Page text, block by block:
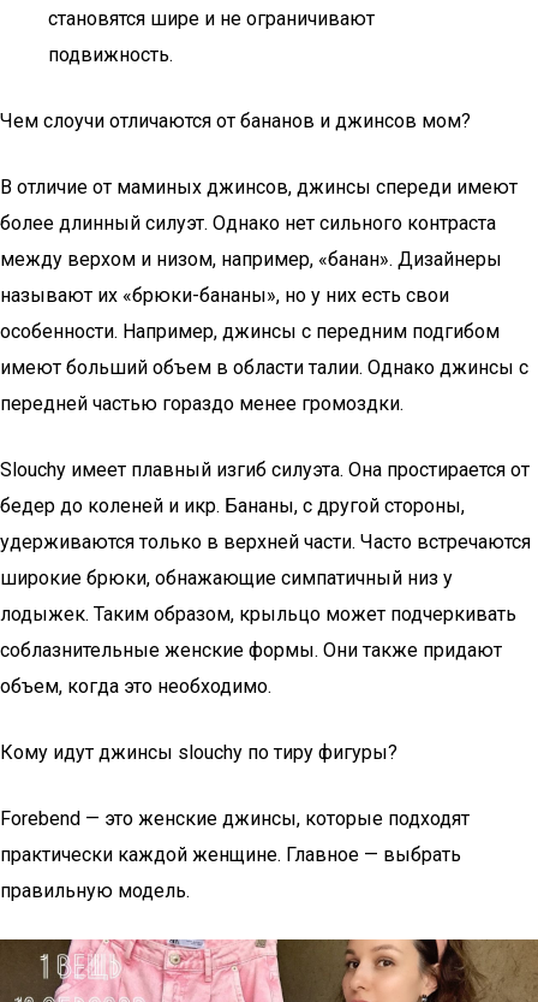
становятся шире и не ограничивают
подвижность.
Чем слоучи отличаются от бананов и джинсов мом?
В отличие от маминых джинсов, джинсы спереди имеют
более длинный силуэт. Однако нет сильного контраста
между верхом и низом, например, «банан». Дизайнеры
называют их «брюки-бананы», но у них есть свои
особенности. Например, джинсы с передним подгибом
имеют больший объем в области талии. Однако джинсы с
передней частью гораздо менее громоздки.
Slouchy имеет плавный изгиб силуэта. Она простирается от
бедер до коленей и икр. Бананы, с другой стороны,
удерживаются только в верхней части. Часто встречаются
широкие брюки, обнажающие симпатичный низ у
лодыжек. Таким образом, крыльцо может подчеркивать
соблазнительные женские формы. Они также придают
объем, когда это необходимо.
Кому идут джинсы slouchy по тиру фигуры?
Forebend — это женские джинсы, которые подходят
практически каждой женщине. Главное — выбрать
правильную модель.